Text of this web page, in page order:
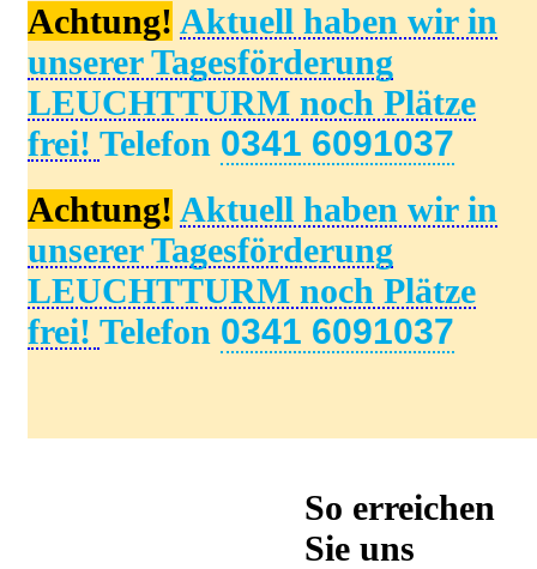
Achtung! Aktuell haben wir in
unserer Tagesförderung
LEUCHTTURM noch Plätze
frei! Telefon 0341 6091037
Achtung! Aktuell haben wir in
unserer Tagesförderung
LEUCHTTURM noch Plätze
frei! Telefon 0341 6091037
So erreichen
Sie uns